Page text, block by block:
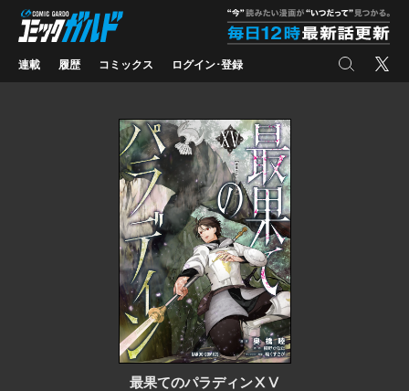
コミックガルド
連載 履歴 コミックス ログイン･登録 検索 X
最果てのパラディンⅩⅤ